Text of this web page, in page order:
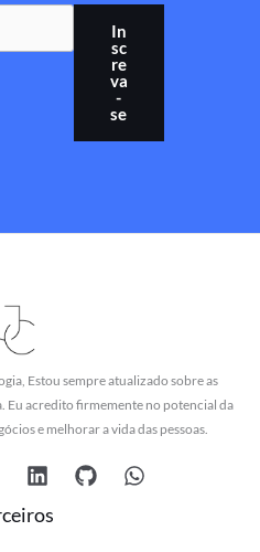
In
sc
re
va
-
se
Estou sempre atualizado sobre as
Eu acredito firmemente no potencial da
e melhorar a vida das pessoas.